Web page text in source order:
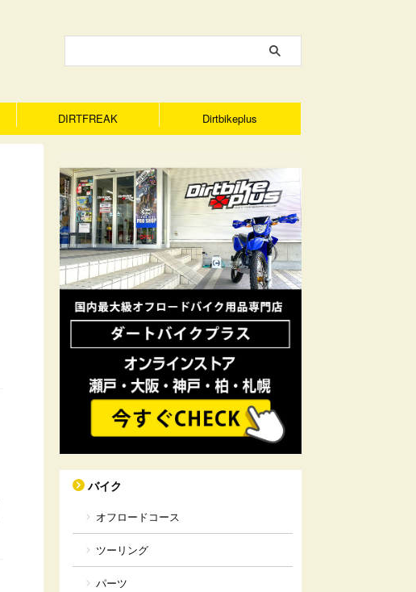
DIRTFREAK Dirtbikeplus
バイク
オフロードコース
ツーリング
パーツ